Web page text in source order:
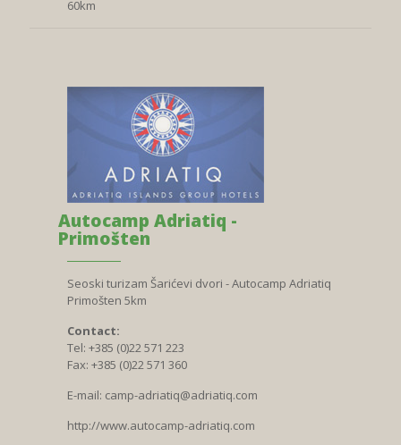
60km
Autocamp Adriatiq -
Primošten
Seoski turizam Šarićevi dvori - Autocamp Adriatiq
Primošten 5km
Contact:
Tel: +385 (0)22 571 223
Fax: +385 (0)22 571 360
E-mail: camp-adriatiq@adriatiq.com
http://www.autocamp-adriatiq.com